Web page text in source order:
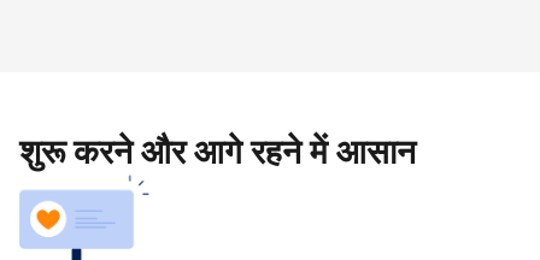
शुरू करने और आगे रहने में आसान